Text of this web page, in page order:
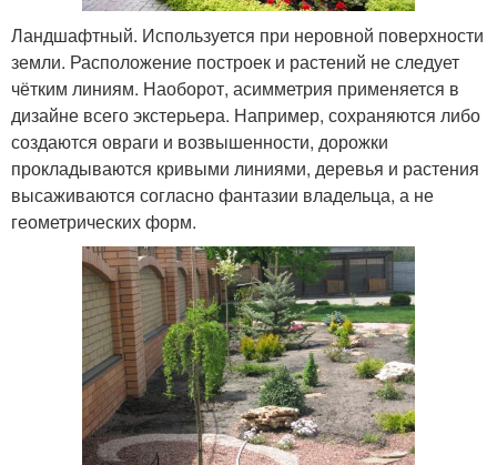
Ландшафтный. Используется при неровной поверхности
земли. Расположение построек и растений не следует
чётким линиям. Наоборот, асимметрия применяется в
дизайне всего экстерьера. Например, сохраняются либо
создаются овраги и возвышенности, дорожки
прокладываются кривыми линиями, деревья и растения
высаживаются согласно фантазии владельца, а не
геометрических форм.